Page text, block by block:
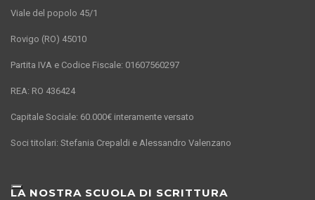
Viale del popolo 45/1
Rovigo (RO) 45010
Partita IVA e Codice Fiscale: 01607560297
REA: RO 436424
Capitale Sociale: 60.000€ interamente versato
Soci titolari: Stefania Crepaldi e Alessandro Valenzano
LA NOSTRA SCUOLA DI SCRITTURA